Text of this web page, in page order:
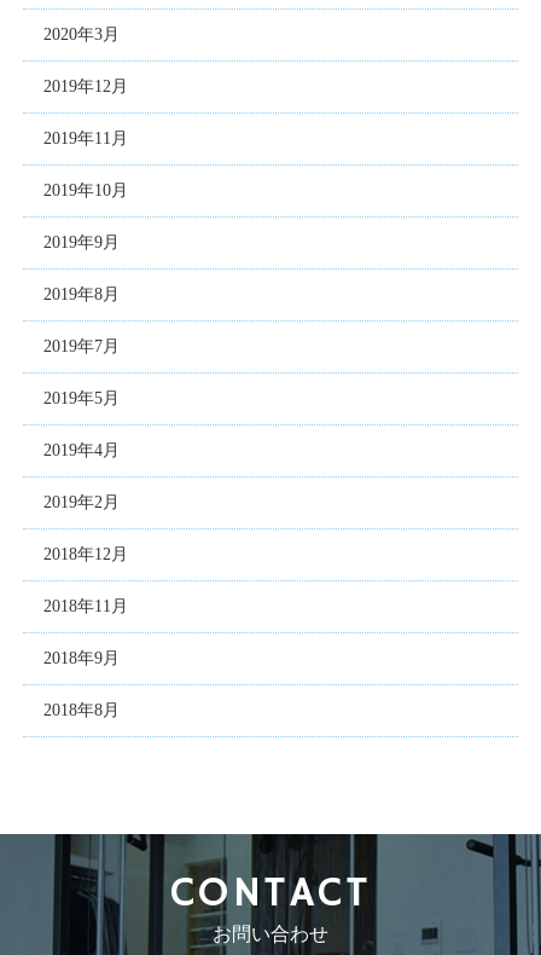
2020年3月
2019年12月
2019年11月
2019年10月
2019年9月
2019年8月
2019年7月
2019年5月
2019年4月
2019年2月
2018年12月
2018年11月
2018年9月
2018年8月
CONTACT
お問い合わせ